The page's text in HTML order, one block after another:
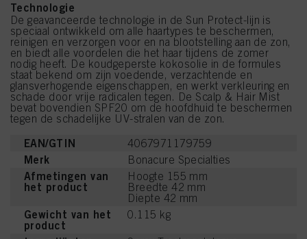
Technologie
De geavanceerde technologie in de Sun Protect-lijn is
speciaal ontwikkeld om alle haartypes te beschermen,
reinigen en verzorgen voor en na blootstelling aan de zon,
en biedt alle voordelen die het haar tijdens de zomer
nodig heeft. De koudgeperste kokosolie in de formules
staat bekend om zijn voedende, verzachtende en
glansverhogende eigenschappen, en werkt verkleuring en
schade door vrije radicalen tegen. De Scalp & Hair Mist
bevat bovendien SPF20 om de hoofdhuid te beschermen
tegen de schadelijke UV-stralen van de zon.
EAN/GTIN 4067971179759
Merk Bonacure Specialties
Afmetingen van
het product
Hoogte 155 mm
Breedte 42 mm
Diepte 42 mm
Gewicht van het
product
0.115 kg